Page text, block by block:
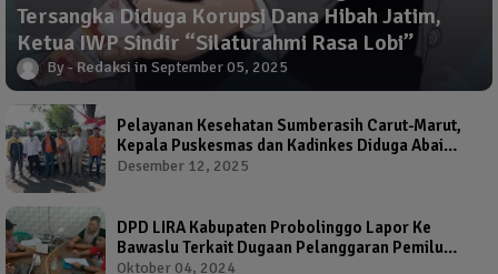
Tersangka Diduga Korupsi Dana Hibah Jatim,
Ketua IWP Sindir “Silaturahmi Rasa Lobi”
Redaksi September 05, 2025
Pelayanan Kesehatan Sumberasih Carut-Marut,
Kepala Puskesmas dan Kadinkes Diduga Abai
Warga Jadi Korban
Desember 12, 2025
DPD LIRA Kabupaten Probolinggo Lapor Ke
Bawaslu Terkait Dugaan Pelanggaran Pemilu
Oleh Salah Satu Calon Wakil Bupati Probolinggo
Oktober 04, 2024